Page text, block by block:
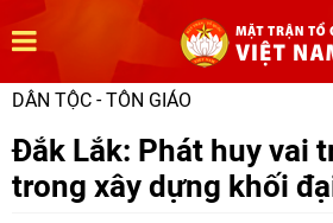
DÂN TỘC - TÔN GIÁO
Đắk Lắk: Phát huy vai
trong xây dựng khối